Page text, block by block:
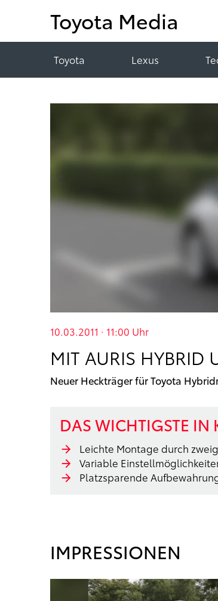
Toyota Media
Toyota Lexus
10.03.2011 · 11:00 Uhr
MIT AURIS HYBRID
Neuer Heckträger für Toyota
DAS WICHTIGSTE IN
Leichte Montage durch
Variable
Platzsparende
IMPRESSIONEN